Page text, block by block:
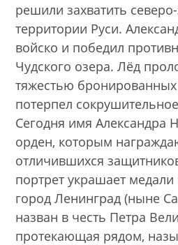
решили захватить
территории Руси.
войско и победил
Чудского озера. Лёд
тяжестью бронированных
потерпел
Сегодня имя Александра
орден, которым
отличившихся
портрет украшает
город Ленинград (ныне
назван в честь Петра
протекающая рядом,